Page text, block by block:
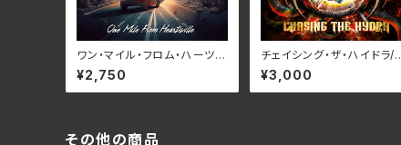
ワン・マイル・フロム・ハーツヴ
ィル/フローズン・レイン RBN
CD-1383
¥2,750
チェイシング・ザ・ハイドラ/
リムゾン・グローリー
D-1467(仕様:CD)
¥3,000
その他の商品